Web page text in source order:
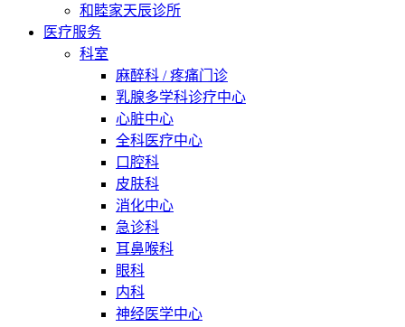
和睦家天辰诊所
医疗服务
科室
麻醉科 / 疼痛门诊
乳腺多学科诊疗中心
心脏中心
全科医疗中心
口腔科
皮肤科
消化中心
急诊科
耳鼻喉科
眼科
内科
神经医学中心